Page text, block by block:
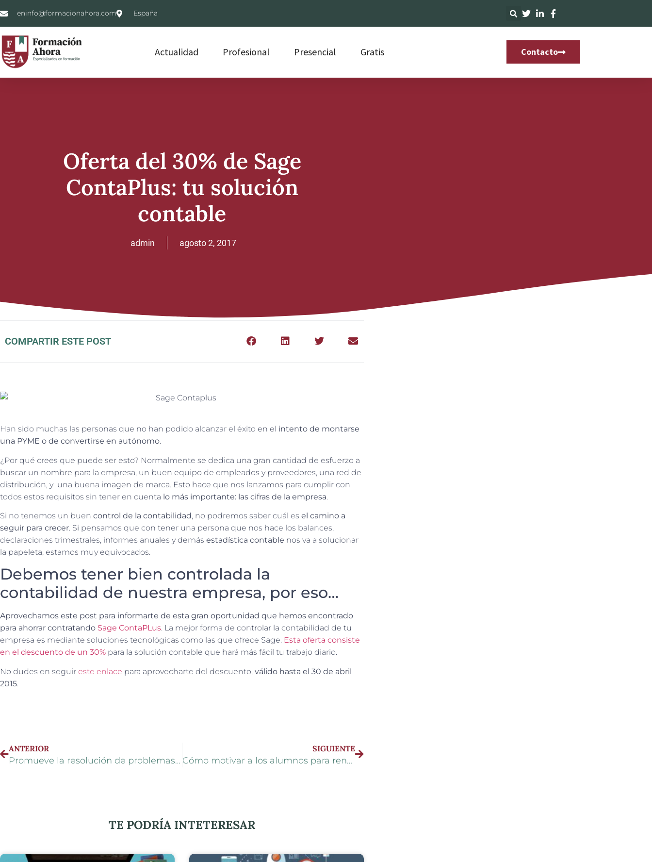
eninfo@formacionahora.com España
Actualidad Profesional Presencial Gratis Contacto
Oferta del 30% de Sage
ContaPlus: tu solución
contable
admin agosto 2, 2017
COMPARTIR ESTE POST
Han sido muchas las personas que no han podido alcanzar el éxito en el intento de montarse
una PYME o de convertirse en autónomo.
¿Por qué crees que puede ser esto? Normalmente se dedica una gran cantidad de esfuerzo a
buscar un nombre para la empresa, un buen equipo de empleados y proveedores, una red de
distribución, y una buena imagen de marca. Esto hace que nos lanzamos para cumplir con
todos estos requisitos sin tener en cuenta lo más importante: las cifras de la empresa.
Si no tenemos un buen control de la contabilidad, no podremos saber cuál es el camino a
seguir para crecer. Si pensamos que con tener una persona que nos hace los balances,
declaraciones trimestrales, informes anuales y demás estadística contable nos va a solucionar
la papeleta, estamos muy equivocados.
Debemos tener bien controlada la
contabilidad de nuestra empresa, por eso…
Aprovechamos este post para informarte de esta gran oportunidad que hemos encontrado
para ahorrar contratando Sage ContaPLus. La mejor forma de controlar la contabilidad de tu
empresa es mediante soluciones tecnológicas como las que ofrece Sage. Esta oferta consiste
en el descuento de un 30% para la solución contable que hará más fácil tu trabajo diario.
No dudes en seguir este enlace para aprovecharte del descuento, válido hasta el 30 de abril
2015.
ANTERIOR
Promueve la resolución de problemas en tus clases
SIGUIENTE
Cómo motivar a los alumnos para rendir mejor en clase
TE PODRÍA INTETERESAR